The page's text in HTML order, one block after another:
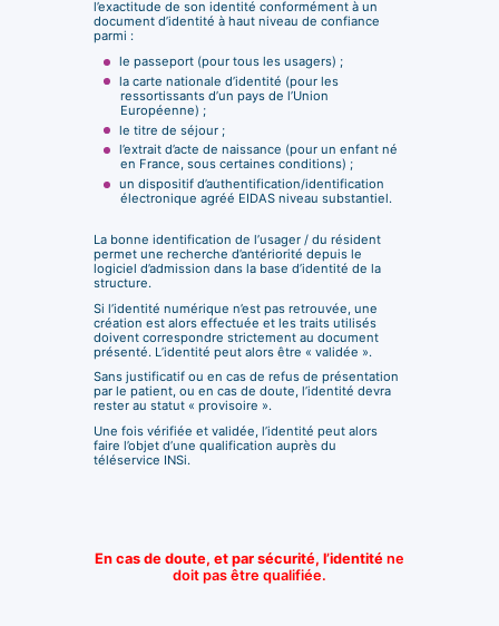
l’exactitude de son identité conformément à un
document d’identité à haut niveau de confiance
parmi :
le passeport (pour tous les usagers) ;
la carte nationale d’identité (pour les
ressortissants d’un pays de l’Union
Européenne) ;
le titre de séjour ;
l’extrait d’acte de naissance (pour un enfant né
en France, sous certaines conditions) ;
un dispositif d’authentification/identification
électronique agréé EIDAS niveau substantiel.
La bonne identification de l’usager / du résident
permet une recherche d’antériorité depuis le
logiciel d’admission dans la base d’identité de la
structure.
Si l’identité numérique n’est pas retrouvée, une
création est alors effectuée et les traits utilisés
doivent correspondre strictement au document
présenté. L’identité peut alors être « validée ».
Sans justificatif ou en cas de refus de présentation
par le patient, ou en cas de doute, l’identité devra
rester au statut « provisoire ».
Une fois vérifiée et validée, l’identité peut alors
faire l’objet d’une qualification auprès du
téléservice INSi.
En cas de doute, et par sécurité, l’identité ne
doit pas être qualifiée.